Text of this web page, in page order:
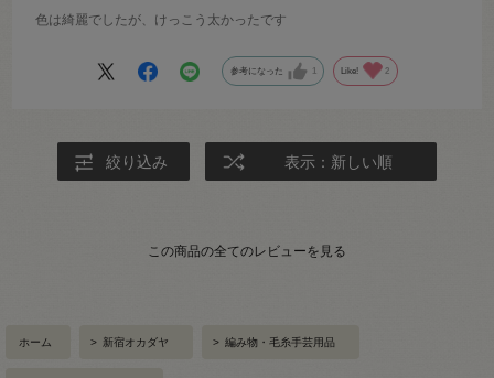
色は綺麗でしたが、けっこう太かったです
参考になった Like! 2
絞り込み 表示：新しい順
この商品の全てのレビューを見る
ホーム > 新宿オカダヤ > 編み物・毛糸手芸用品